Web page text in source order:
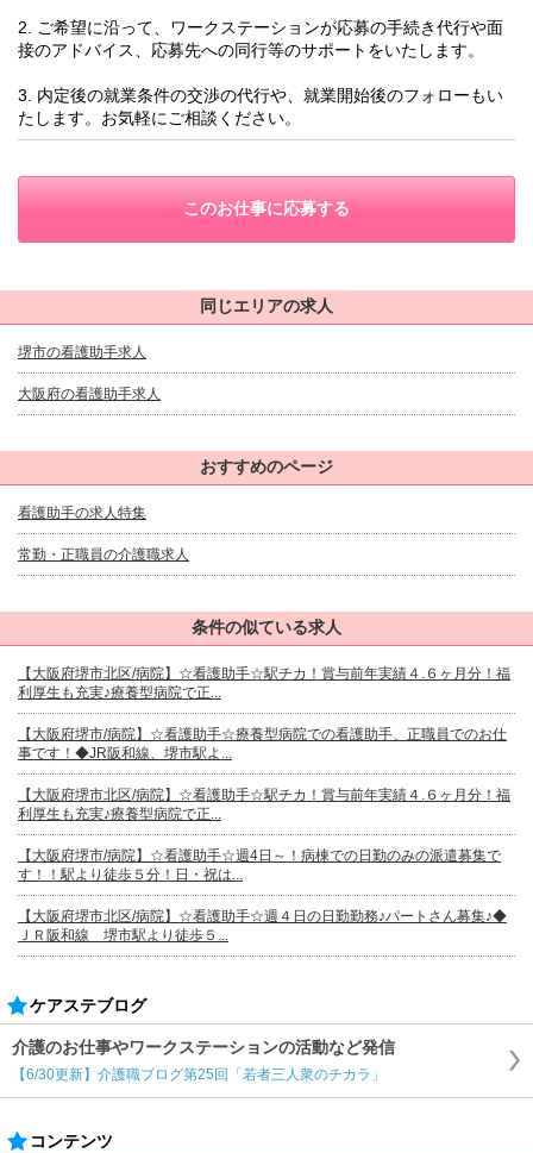
2. ご希望に沿って、ワークステーションが応募の手続き代行や面
接のアドバイス、応募先への同行等のサポートをいたします。
3. 内定後の就業条件の交渉の代行や、就業開始後のフォローもい
たします。お気軽にご相談ください。
このお仕事に応募する
同じエリアの求人
堺市の看護助手求人
大阪府の看護助手求人
おすすめのページ
看護助手の求人特集
常勤・正職員の介護職求人
条件の似ている求人
【大阪府堺市北区/病院】☆看護助手☆駅チカ！賞与前年実績４.６ヶ月分！福
利厚生も充実♪療養型病院で正...
【大阪府堺市/病院】☆看護助手☆療養型病院での看護助手、正職員でのお仕
事です！◆JR阪和線、堺市駅よ...
【大阪府堺市北区/病院】☆看護助手☆駅チカ！賞与前年実績４.６ヶ月分！福
利厚生も充実♪療養型病院で正...
【大阪府堺市/病院】☆看護助手☆週4日～！病棟での日勤のみの派遣募集で
す！！駅より徒歩５分！日・祝は...
【大阪府堺市北区/病院】☆看護助手☆週４日の日勤勤務♪パートさん募集♪◆
ＪＲ阪和線 堺市駅より徒歩５...
ケアステブログ
介護のお仕事やワークステーションの活動など発信
【6/30更新】介護職ブログ第25回「若者三人衆のチカラ」
コンテンツ